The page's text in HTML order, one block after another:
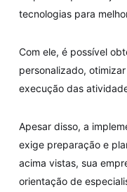
tecnologias para
Com ele, é possível
personalizado,
execução das
Apesar disso, a
exige preparação e
acima vistas, sua
orientação de